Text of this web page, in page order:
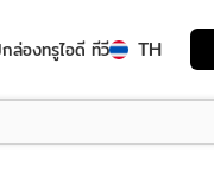
กล่องทรูไอดี ทีวี TH